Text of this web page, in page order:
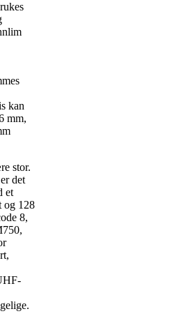
kan
mm,
stor.
det
et
og 128
8,